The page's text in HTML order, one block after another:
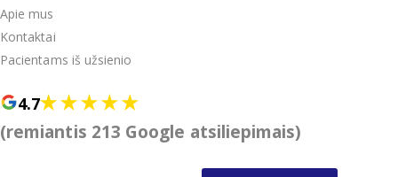
Apie mus
Kontaktai
Pacientams iš užsienio
4.7
(remiantis 213 Google atsiliepimais)